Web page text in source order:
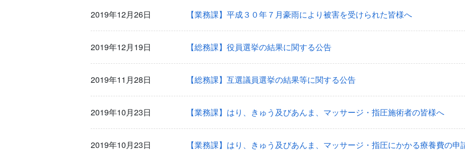
2019年12月26日 【業務課】平成３０年７月豪雨により被害を受けられた皆様へ
2019年12月19日 【総務課】役員選挙の結果に関する公告
2019年11月28日 【総務課】互選議員選挙の結果等に関する公告
2019年10月23日 【業務課】はり、きゅう及びあんま、マッサージ・指圧施術者の皆様へ
2019年10月23日 【業務課】はり、きゅう及びあんま、マッサージ・指圧にかかる療養費の申